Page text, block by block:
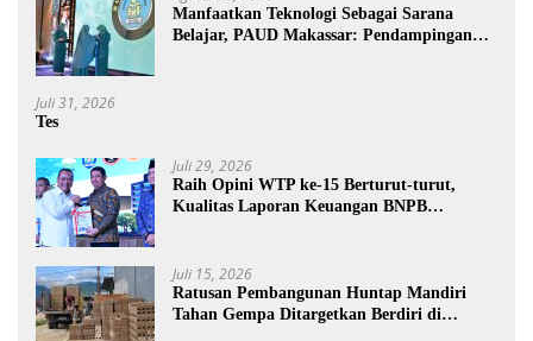
Manfaatkan Teknologi Sebagai Sarana
Belajar, PAUD Makassar: Pendampingan
Juli 31, 2026
Tes
Juli 29, 2026
Raih Opini WTP ke-15 Berturut-turut,
Kualitas Laporan Keuangan BNPB
Juli 15, 2026
Ratusan Pembangunan Huntap Mandiri
Tahan Gempa Ditargetkan Berdiri di